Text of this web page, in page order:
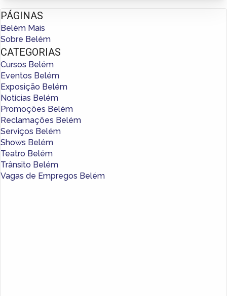
PÁGINAS
Belém Mais
Sobre Belém
CATEGORIAS
Cursos Belém
Eventos Belém
Exposição Belém
Notícias Belém
Promoções Belém
Reclamações Belém
Serviços Belém
Shows Belém
Teatro Belém
Trânsito Belém
Vagas de Empregos Belém